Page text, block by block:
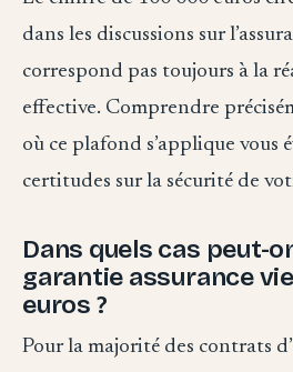
dans les discussions sur
correspond pas toujours à la
effective. Comprendre
où ce plafond s’applique vous
certitudes sur la sécurité de
Dans quels cas peut-
garantie assurance
euros ?
Pour la majorité des contrats